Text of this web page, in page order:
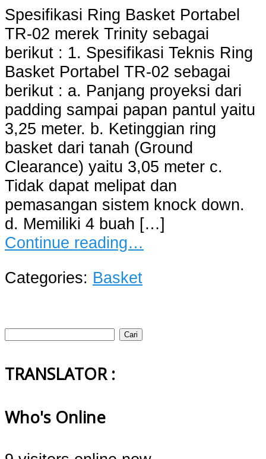
Spesifikasi Ring Basket Portabel
TR-02 merek Trinity sebagai
berikut : 1. Spesifikasi Teknis Ring
Basket Portabel TR-02 sebagai
berikut : a. Panjang proyeksi dari
padding sampai papan pantul yaitu
3,25 meter. b. Ketinggian ring
basket dari tanah (Ground
Clearance) yaitu 3,05 meter c.
Tidak dapat melipat dan
pemasangan sistem knock down.
d. Memiliki 4 buah […]
Continue reading…
Categories: Basket
Cari
TRANSLATOR :
Who's Online